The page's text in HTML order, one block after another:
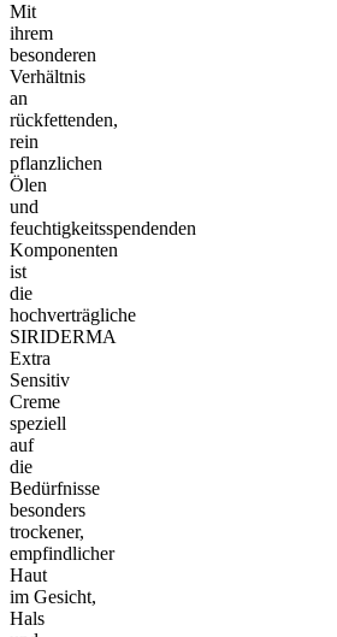
Mit
ihrem
besonderen
Verhältnis
an
rückfettenden,
rein
pflanzlichen
Ölen
und
feuchtigkeitsspendenden
Komponenten
ist
die
hochverträgliche
SIRIDERMA
Extra
Sensitiv
Creme
speziell
auf
die
Bedürfnisse
besonders
trockener,
empfindlicher
Haut
im Gesicht,
Hals